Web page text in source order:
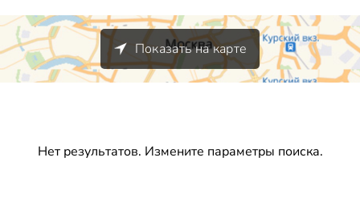
Показать на карте
Нет результатов. Измените параметры поиска.